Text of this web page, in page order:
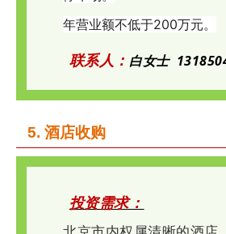
年营业额不低于200万元。
联系人： 白女士
5. 酒店收购
投资需求：